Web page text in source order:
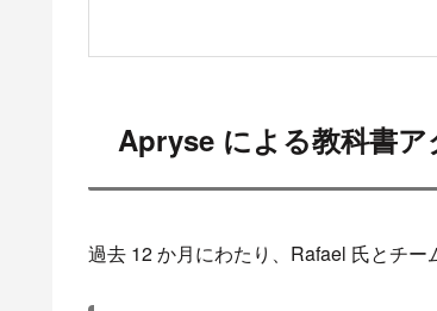
Apryse による教科書ア
過去 12 か月にわたり、Rafael 氏とチー